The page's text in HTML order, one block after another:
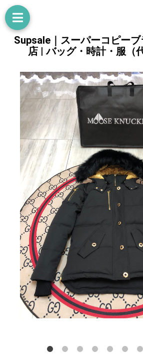
Supsale｜スーパーコピー
店 | バッグ・時計・服（